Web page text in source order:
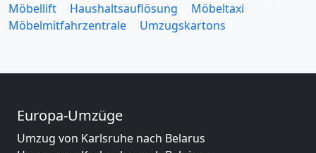
Möbellift
Haushaltsauflösung
Möbeltaxi
Möbelmitfahrzentrale
Umzugskartons
Europa-Umzüge
Umzug von Karlsruhe nach Belarus